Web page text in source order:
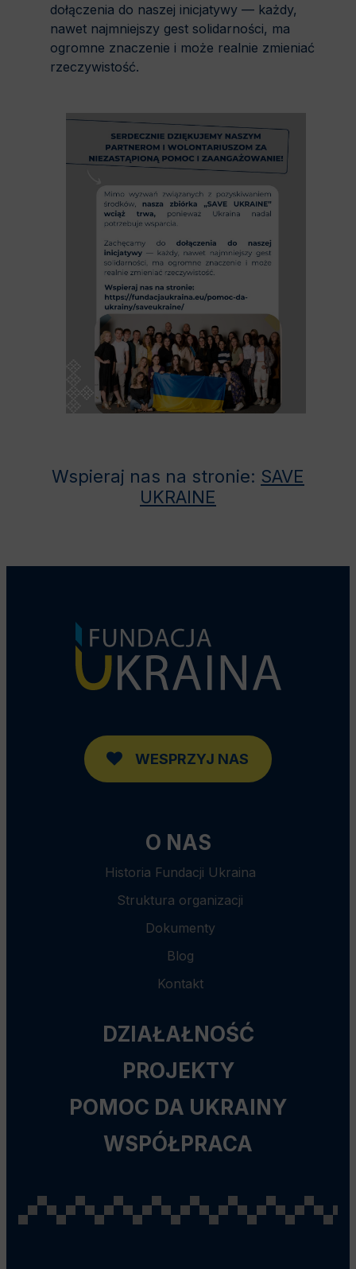
dołączenia do naszej inicjatywy — każdy,
nawet najmniejszy gest solidarności, ma
ogromne znaczenie i może realnie zmieniać
rzeczywistość.
Wspieraj nas na stronie: SAVE
UKRAINE
WESPRZYJ NAS
O NAS
Historia Fundacji Ukraina
Struktura organizacji
Dokumenty
Blog
Kontakt
DZIAŁAŁNOŚĆ
PROJEKTY
POMOC DA UKRAINY
WSPÓŁPRACA